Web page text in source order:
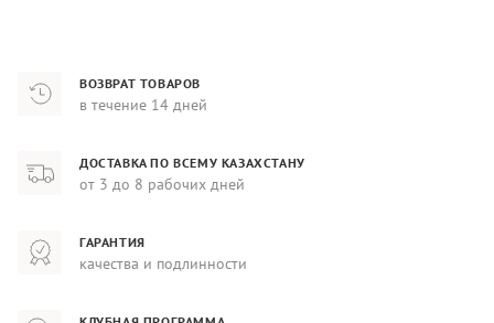
ВОЗВРАТ ТОВАРОВ
в течение 14 дней
ДОСТАВКА ПО ВСЕМУ КАЗАХСТАНУ
от 3 до 8 рабочих дней
ГАРАНТИЯ
качества и подлинности